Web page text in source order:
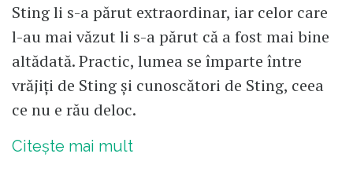
Sting li s-a părut extraordinar, iar celor care
l-au mai văzut li s-a părut că a fost mai bine
altădată. Practic, lumea se împarte între
vrăjiți de Sting și cunoscători de Sting, ceea
ce nu e rău deloc.
Citește mai mult